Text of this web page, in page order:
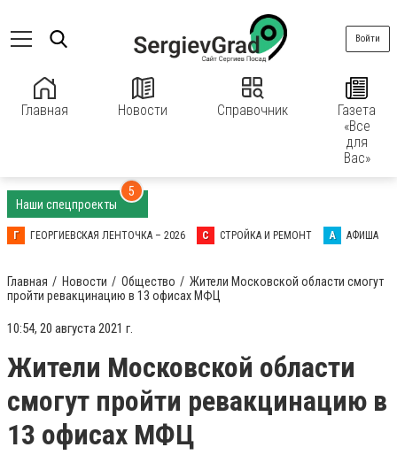
Главная Новости Справочник
Газета
«Все
для
Вас»
Войти
Наши спецпроекты
5
Г ГЕОРГИЕВСКАЯ ЛЕНТОЧКА – 2026 С СТРОЙКА И РЕМОНТ А АФИША
Главная Новости Общество
Жители Московской области смогут
пройти ревакцинацию в 13 офисах МФЦ
10:54, 20 августа 2021 г.
Жители Московской области
смогут пройти ревакцинацию в
13 офисах МФЦ